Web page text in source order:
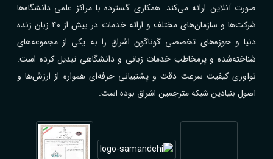
صورت آنلاین ارائه می‌کند. همکاری گسترده با مراکز علمی دانشگاه‌ها
شرکت‌ها و سازمان‌های مختلف و ارائه خدمات در بیش از ۴۰ زبان زنده
دنیا و حوزه‌های تخصصی گوناگون اشراق را به یکی از مجموعه‌های
شناخته‌شده و پرمخاطب خدمات زبانی و دانشگاهی تبدیل کرده است.
نوآوری کیفیت سرعت دقت و پشتیبانی حرفه‌ای همواره از ارزش‌ها و
اصول بنیادین شبکه مترجمین اشراق بوده است.